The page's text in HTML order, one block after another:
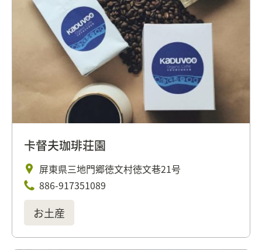
卡督夫珈琲荘園
屏東県三地門郷徳文村徳文巷21号
886-917351089
お土産